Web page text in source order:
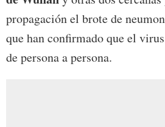
propagación el brote de
que han confirmado que el
de persona a persona.